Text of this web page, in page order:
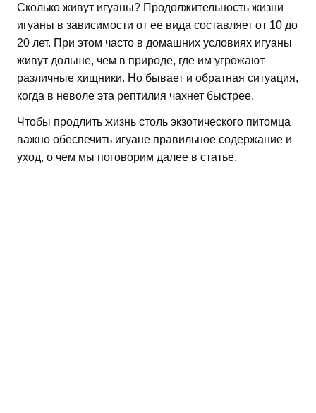
Сколько живут игуаны? Продолжительность жизни
игуаны в зависимости от ее вида составляет от 10 до
20 лет. При этом часто в домашних условиях игуаны
живут дольше, чем в природе, где им угрожают
различные хищники. Но бывает и обратная ситуация,
когда в неволе эта рептилия чахнет быстрее.
Чтобы продлить жизнь столь экзотического питомца
важно обеспечить игуане правильное содержание и
уход, о чем мы поговорим далее в статье.